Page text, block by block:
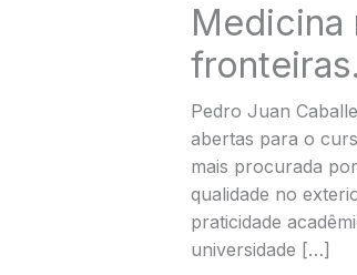
Medicina
Pedro Juan
abertas para o
mais procurada
qualidade no
praticidade
universidade […]